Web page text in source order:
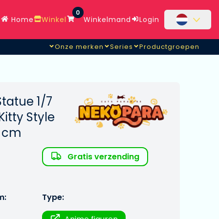
Home Winkel
0
Winkelmand Login
Onze merken Series Productgroepen
1/7
Style
cm
Gratis verzending
Type: